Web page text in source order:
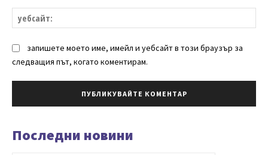
запишете моето име, имейл и уебсайт в този браузър за
следващия път, когато коментирам.
Последни новини